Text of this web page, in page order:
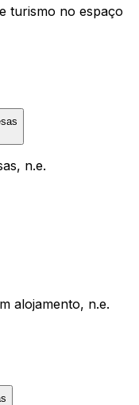
turismo no espaço
n.e.
alojamento, n.e.